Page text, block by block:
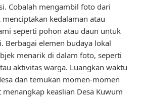
Cobalah mengambil foto dari
kedalaman atau
seperti pohon atau daun untuk
Berbagai elemen budaya lokal
menarik di dalam foto, seperti
aktivitas warga. Luangkan waktu
dan temukan momen-momen
keaslian Desa Kuwum